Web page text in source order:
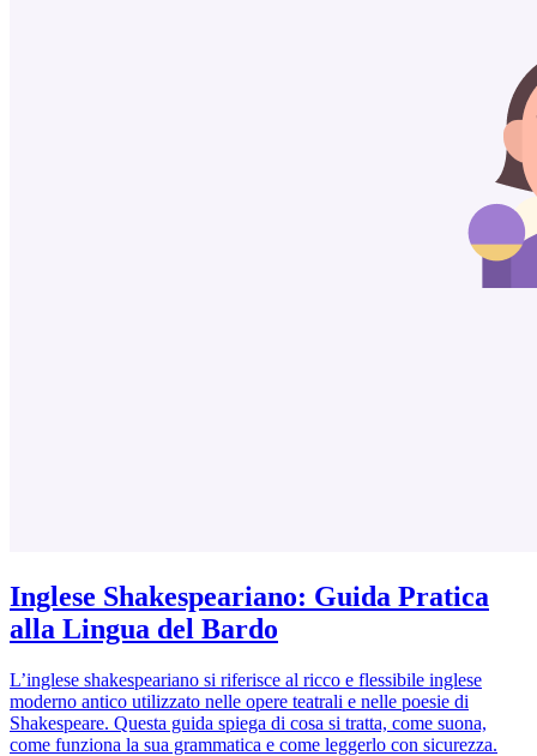
Inglese Shakespeariano: Guida Pratica
alla Lingua del Bardo
L’inglese shakespeariano si riferisce al ricco e flessibile inglese
moderno antico utilizzato nelle opere teatrali e nelle poesie di
Shakespeare. Questa guida spiega di cosa si tratta, come suona,
come funziona la sua grammatica e come leggerlo con sicurezza.